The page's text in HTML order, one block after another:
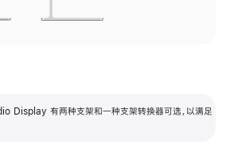
Display 有两种支架和一种支架转换器可选，以满足